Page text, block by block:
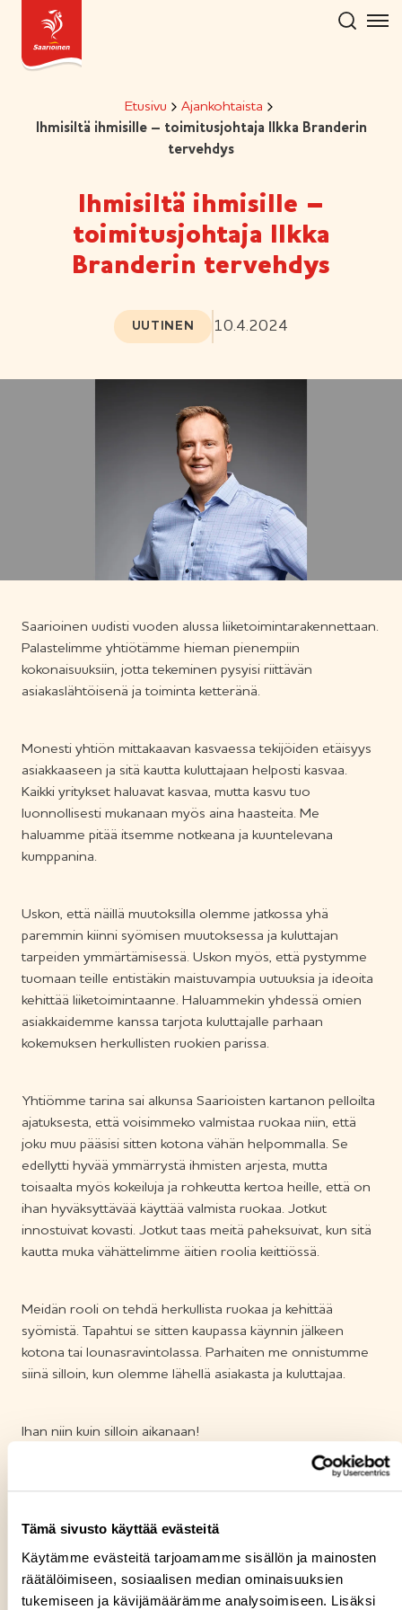
Tämä sivusto käyttää evästeitä
Käytämme evästeitä tarjoamamme sisällön ja mainosten
räätälöimiseen, sosiaalisen median ominaisuuksien
tukemiseen ja kävijämäärämme analysoimiseen. Lisäksi
Hyppää
sisältöön
Etusivu
Ajankohtaista
Ihmisiltä ihmisille – toimitusjohtaja Ilkka Branderin
tervehdys
Ihmisiltä ihmisille –
toimitusjohtaja Ilkka
Branderin tervehdys
UUTINEN 10.4.2024
Saarioinen uudisti vuoden alussa liiketoimintarakennettaan.
Palastelimme yhtiötämme hieman pienempiin
kokonaisuuksiin, jotta tekeminen pysyisi riittävän
asiakaslähtöisenä ja toiminta ketteränä.
Monesti yhtiön mittakaavan kasvaessa tekijöiden etäisyys
asiakkaaseen ja sitä kautta kuluttajaan helposti kasvaa.
Kaikki yritykset haluavat kasvaa, mutta kasvu tuo
luonnollisesti mukanaan myös aina haasteita. Me
haluamme pitää itsemme notkeana ja kuuntelevana
kumppanina.
Uskon, että näillä muutoksilla olemme jatkossa yhä
paremmin kiinni syömisen muutoksessa ja kuluttajan
tarpeiden ymmärtämisessä. Uskon myös, että pystymme
tuomaan teille entistäkin maistuvampia uutuuksia ja ideoita
kehittää liiketoimintaanne. Haluammekin yhdessä omien
asiakkaidemme kanssa tarjota kuluttajalle parhaan
kokemuksen herkullisten ruokien parissa.
Yhtiömme tarina sai alkunsa Saarioisten kartanon pelloilta
ajatuksesta, että voisimmeko valmistaa ruokaa niin, että
joku muu pääsisi sitten kotona vähän helpommalla. Se
edellytti hyvää ymmärrystä ihmisten arjesta, mutta
toisaalta myös kokeiluja ja rohkeutta kertoa heille, että on
ihan hyväksyttävää käyttää valmista ruokaa. Jotkut
innostuivat kovasti. Jotkut taas meitä paheksuivat, kun sitä
kautta muka vähättelimme äitien roolia keittiössä.
Meidän rooli on tehdä herkullista ruokaa ja kehittää
syömistä. Tapahtui se sitten kaupassa käynnin jälkeen
kotona tai lounasravintolassa. Parhaiten me onnistumme
siinä silloin, kun olemme lähellä asiakasta ja kuluttajaa.
Ihan niin kuin silloin aikanaan!
Ilkka Brander toimitusjohtaja Saarioinen Oy